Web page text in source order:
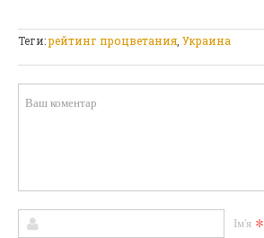
Теги:рейтинг процветания Украина
Ім'я *